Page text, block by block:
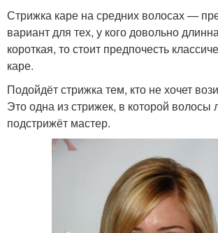
Стрижка каре на средних волосах —
вариант для тех, у кого довольно
короткая, то стоит предпочесть
каре.
Подойдёт стрижка тем, кто не хочет
Это одна из стрижек, в которой волосы
подстрижёт мастер.